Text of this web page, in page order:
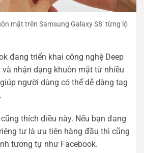
mặt trên Samsung Galaxy S8 từng lộ
đang triển khai công nghệ Deep
và nhận dạng khuôn mặt từ nhiều
người dùng có thể dễ dàng tag
thích điều này. Nếu bạn đang
tư là ưu tiên hàng đầu thì cũng
tương tự như Facebook.